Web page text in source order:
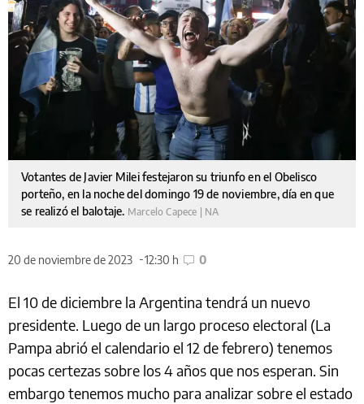
Votantes de Javier Milei festejaron su triunfo en el Obelisco
porteño, en la noche del domingo 19 de noviembre, día en que
se realizó el balotaje. Marcelo Capece | NA
20 de noviembre de 2023 12:30 h 0
El 10 de diciembre la Argentina tendrá un nuevo
presidente. Luego de un largo proceso electoral (La
Pampa abrió el calendario el 12 de febrero) tenemos
pocas certezas sobre los 4 años que nos esperan. Sin
embargo tenemos mucho para analizar sobre el estado